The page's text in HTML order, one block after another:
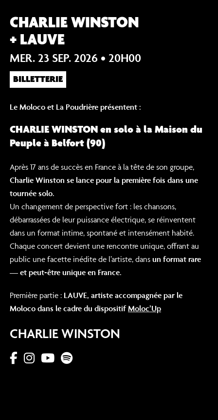
CHARLIE WINSTON
+ LAUVE
MER. 23 SEP. 2026 • 20H00
BILLETTERIE
Le Moloco et La Poudrière présentent :
CHARLIE WINSTON en solo à la Maison du
Peuple à Belfort (90)
Après 17 ans de succès en France à la tête de son groupe,
Charlie Winston se lance pour la première fois dans une
tournée solo.
Un changement de perspective fort : les chansons,
débarrassées de leur puissance électrique, se réinventent
dans un format intime, spontané et intensément habité.
Chaque concert devient une rencontre unique, offrant au
public une facette inédite de l’artiste, dans un format rare
— et peut-être unique en France.
Première partie : LAUVE, artiste accompagnée par le
Moloco dans le cadre du dispositifMoloc’Up
CHARLIE WINSTON